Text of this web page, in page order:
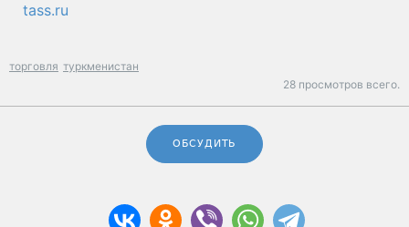
tass.ru
торговля туркменистан
28 просмотров всего.
ОБСУДИТЬ